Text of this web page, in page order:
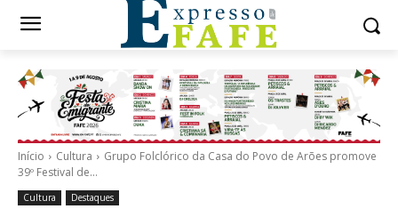
Início Cultura
Grupo Folclórico da Casa do Povo de Arões promove
39º Festival de...
Cultura Destaques